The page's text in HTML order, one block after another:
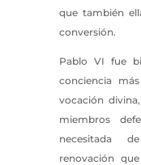
que también
conversión.
Pablo VI fue
conciencia
vocación
miembros
necesitada
renovación